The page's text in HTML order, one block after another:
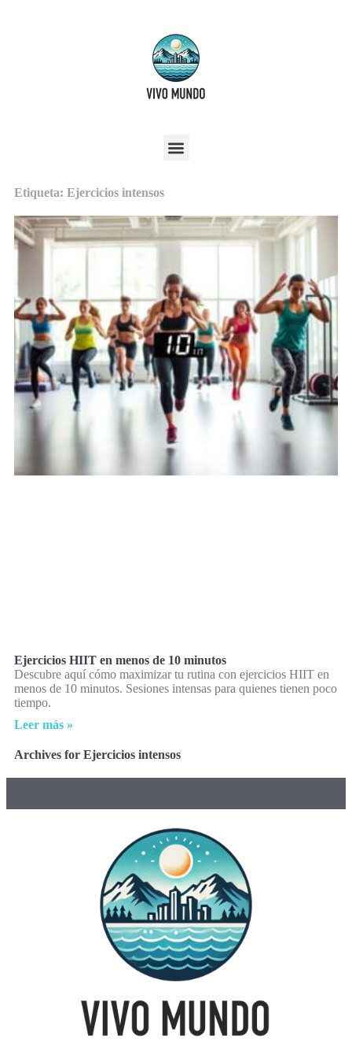
Etiqueta: Ejercicios intensos
Ejercicios HIIT en menos de 10 minutos
Descubre aquí cómo maximizar tu rutina con ejercicios HIIT en
menos de 10 minutos. Sesiones intensas para quienes tienen poco
tiempo.
Leer más »
Archives for Ejercicios intensos